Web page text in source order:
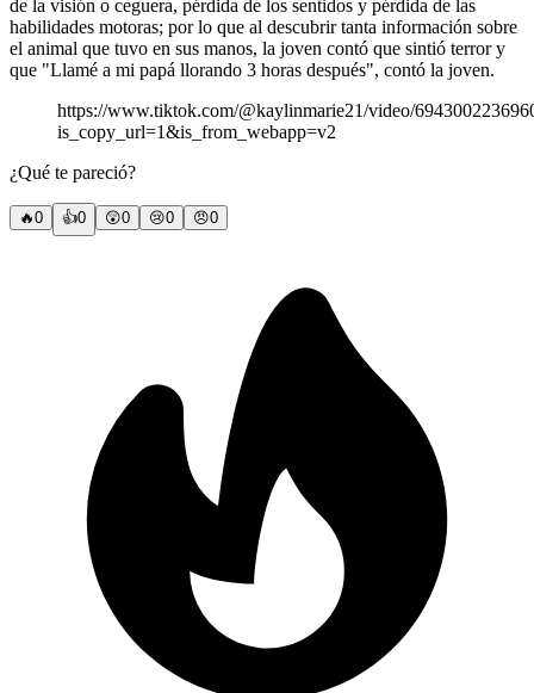
de la visión o ceguera, pérdida de los sentidos y pérdida de las
habilidades motoras; por lo que al descubrir tanta información sobre
el animal que tuvo en sus manos, la joven contó que sintió terror y
que "Llamé a mi papá llorando 3 horas después", contó la joven.
https://www.tiktok.com/@kaylinmarie21/video/
is_copy_url=1&is_from_webapp=v2
¿Qué te pareció?
🔥0 👍0 😲0 😢0 😠0